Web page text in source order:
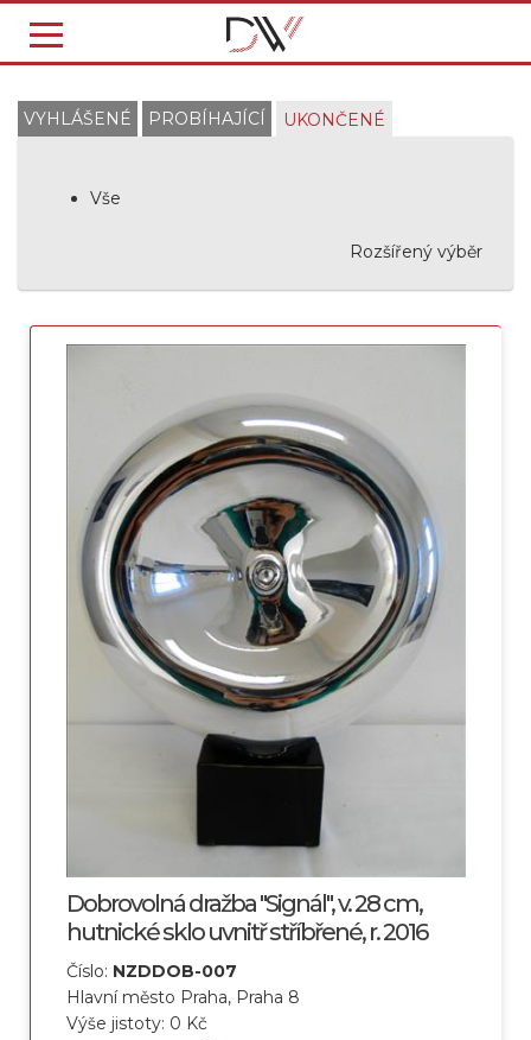
VYHLÁŠENÉ PROBÍHAJÍCÍ UKONČENÉ
Vše
Rozšířený výběr
Dobrovolná dražba "Signál", v. 28 cm,
hutnické sklo uvnitř stříbřené, r. 2016
Číslo: NZDDOB-007
Hlavní město Praha, Praha 8
Výše jistoty: 0 Kč